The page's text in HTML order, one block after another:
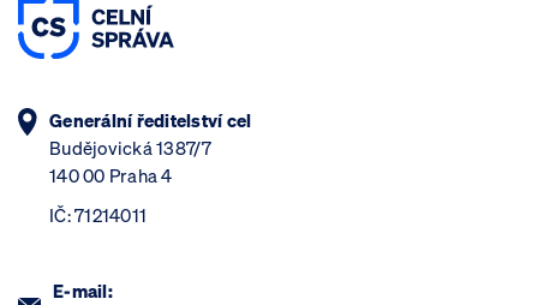
Generální ředitelství cel
Budějovická 1387/7
140 00 Praha 4
IČ: 71214011
E-mail: